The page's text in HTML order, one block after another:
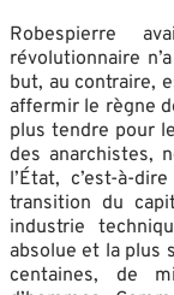
Robespierre
révolutionnaire
but, au contraire,
affermir le règne
plus tendre pour
des anarchistes,
l’État, c’est-à-
transition du
industrie
absolue et la plus
centaines, de